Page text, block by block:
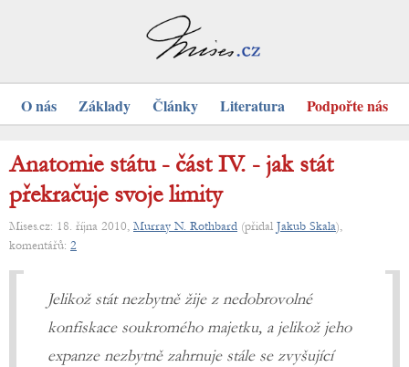
O nás Základy Články Literatura Podpořte nás
Anatomie státu - část IV. - jak stát
překračuje svoje limity
Mises.cz: 18. října 2010, Murray N. Rothbard (přidal Jakub Skala),
komentářů: 2
Jelikož stát nezbytně žije z nedobrovolné
konfiskace soukromého majetku, a jelikož jeho
expanze nezbytně zahrnuje stále se zvyšující